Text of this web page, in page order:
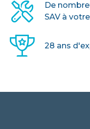
De
SAV à
28 ans